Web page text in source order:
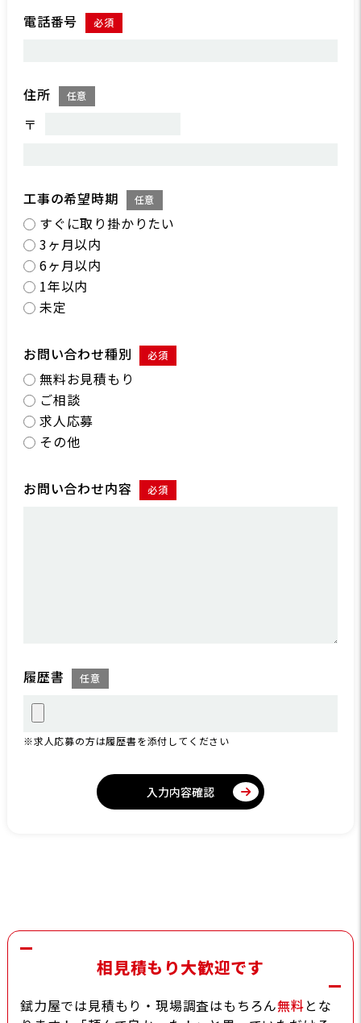
電話番号 必須
住所 任意
〒
工事の希望時期 任意
すぐに取り掛かりたい
3ヶ月以内
6ヶ月以内
1年以内
未定
お問い合わせ種別 必須
無料お見積もり
ご相談
求人応募
その他
お問い合わせ内容 必須
履歴書 任意
※求人応募の方は履歴書を添付してください
入力内容確認
相見積もり大歓迎です
錻力屋では見積もり・現場調査はもちろん無料とな